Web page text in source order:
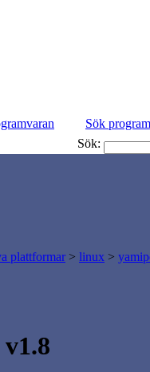
Sök
Sök:
plattformar > linux >